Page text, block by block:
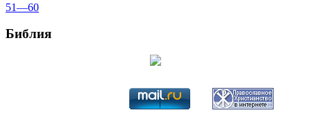
51—60
Библия